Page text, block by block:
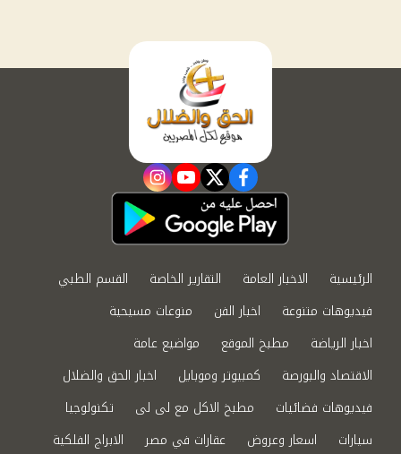
facebook
twitter
youtube
instagram
الرئيسية الاخبار العامة التقارير الخاصة
القسم الطبي
فيديوهات متنوعة
اخبار الفن
منوعات مسيحية
اخبار الرياضة
مطبخ الموقع
مواضيع عامة
الاقتصاد والبورصة
كمبيوتر وموبايل
اخبار الحق والضلال
فيديوهات فضائيات
مطبخ الاكل مع لى لى
تكنولوجيا
سيارات
اسعار وعروض عقارات في مصر الابراج الفلكية